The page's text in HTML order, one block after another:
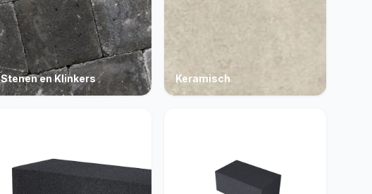
Stenen en Klinkers Keramisch